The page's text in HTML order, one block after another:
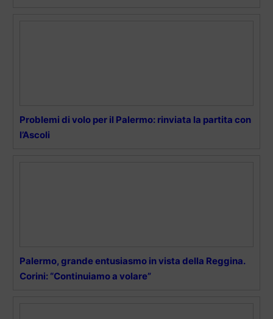
Problemi di volo per il Palermo: rinviata la partita con
l’Ascoli
Palermo, grande entusiasmo in vista della Reggina.
Corini: “Continuiamo a volare”